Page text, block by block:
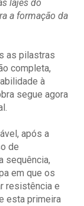
lajes do
a formação da
as pilastras
completa,
à
segue agora
após a
de
sequência,
em que os
resistência e
esta primeira